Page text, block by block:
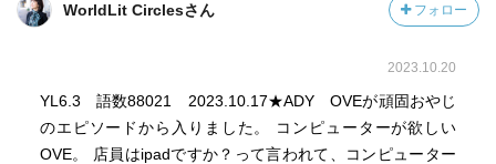
WorldLit Circlesさん フォロー
2023.10.20
YL6.3 語数88021 2023.10.17★ADY OVEが頑固おやじ
のエピソードから入りました。 コンピューターが欲しい
OVE。 店員はipadですか？って言われて、コンピューター